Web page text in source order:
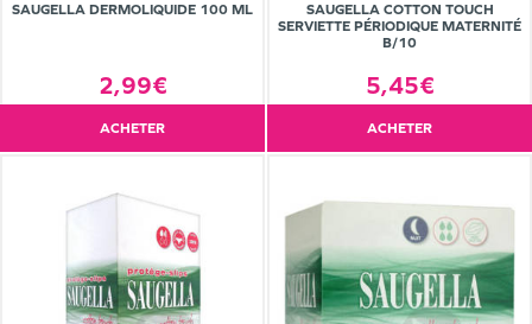
SAUGELLA DERMOLIQUIDE 100 ML
2,99€
ACHETER
SAUGELLA COTTON TOUCH
SERVIETTE PÉRIODIQUE MATERNITÉ
B/10
5,45€
ACHETER